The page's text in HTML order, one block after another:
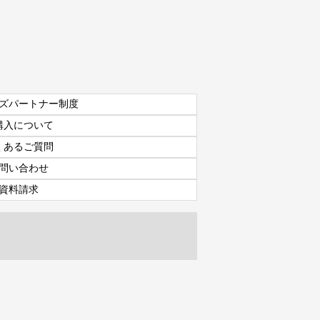
パートナー制度
入について
あるご質問
い合わせ
料請求